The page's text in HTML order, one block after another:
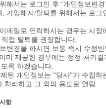
해서는 로그인 후 ‘개인정보변경
가입해지/탈퇴를 위해서는 로그
메일로 연락하시는 경우는 사정
접 탈퇴를 권장합니다.
변경을 하시면 보통 즉시 수정반
미 제공한 경우에는 정정 처리결
록 하겠습니다.
된 개인정보는 “당사"가 수집하
처리하고 그 외의 용도로 열람
항